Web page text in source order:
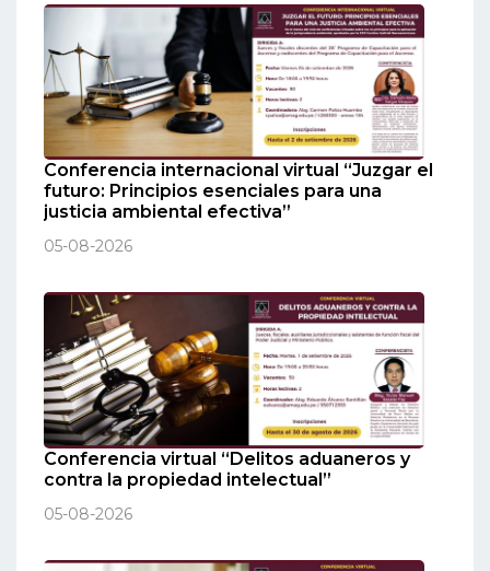
Conferencia internacional virtual “Juzgar el
futuro: Principios esenciales para una
justicia ambiental efectiva”
05-08-2026
Conferencia virtual “Delitos aduaneros y
contra la propiedad intelectual”
05-08-2026